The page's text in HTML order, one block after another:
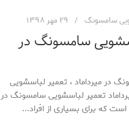
سامسونگ ۲۹ مهر ۱۳۹۸
سامسونگ در
در میرداماد ، تعمیر لباسشویی
تعمیر لباسشویی سامسونگ در
که برای بسیاری از افراد...